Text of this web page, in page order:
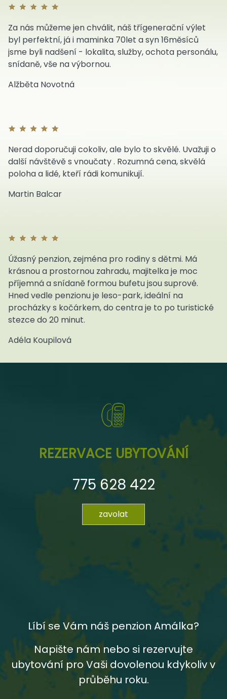
Za nás můžeme jen chválit, náš třígenerační výlet
byl perfektní, já i maminka 70let a syn 16měsíců
jsme byli nadšení - lokalita, služby, ochota personálu,
snídaně, vše na výbornou.
Alžběta Novotná
Nerad doporučuji cokoliv, ale bylo to skvělé. Uvažuji o
další návštěvě s vnoučaty . Rozumná cena, skvělá
poloha a lidé, kteří rádi komunikují.
Martin Balcar
Úžasný penzion, zejména pro rodiny s dětmi. Má
krásnou a prostornou zahradu, majitelka je moc
příjemná a snídaně formou bufetu jsou suprové.
Hned vedle penzionu je leso-park, ideální na
procházky s kočárkem, do centra je to po turistické
stezce do 20 minut.
Adéla Koupilová
REZERVACE UBYTOVÁNÍ
775 628 422
zavolat
Líbí se Vám náš penzion Amálka?
Napište nám nebo si rezervujte
ubytování pro Vaši dovolenou kdykoliv v
průběhu roku.